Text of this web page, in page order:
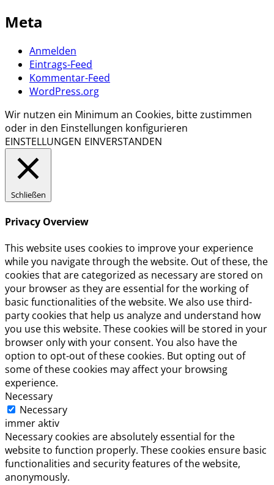
Meta
Anmelden
Eintrags-Feed
Kommentar-Feed
WordPress.org
Wir nutzen ein Minimum an Cookies, bitte zustimmen
oder in den Einstellungen konfigurieren
EINSTELLUNGEN EINVERSTANDEN
Schließen
Privacy Overview
This website uses cookies to improve your experience
while you navigate through the website. Out of these, the
cookies that are categorized as necessary are stored on
your browser as they are essential for the working of
basic functionalities of the website. We also use third-
party cookies that help us analyze and understand how
you use this website. These cookies will be stored in your
browser only with your consent. You also have the
option to opt-out of these cookies. But opting out of
some of these cookies may affect your browsing
experience.
Necessary
Necessary
immer aktiv
Necessary cookies are absolutely essential for the
website to function properly. These cookies ensure basic
functionalities and security features of the website,
anonymously.